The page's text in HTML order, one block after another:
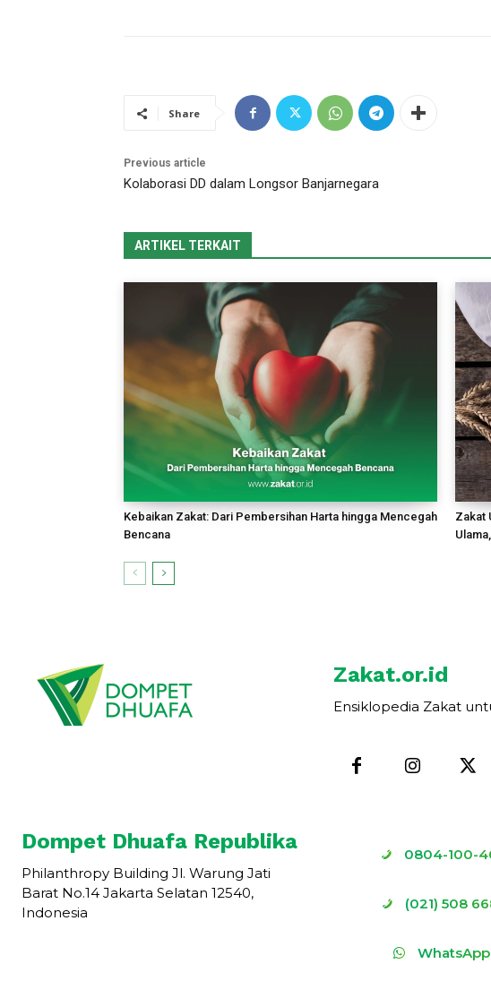
Share
Previous article
Kolaborasi DD dalam Longsor Banjarnegara
ARTIKEL TERKAIT
Kebaikan Zakat: Dari Pembersihan Harta hingga Mencegah
Bencana
Zakat
Zakat.or.id
Ensiklopedia Zakat
Dompet Dhuafa Republika
Philanthropy Building Jl. Warung Jati
Barat No.14 Jakarta Selatan 12540,
Indonesia
0804-100-
(021) 508